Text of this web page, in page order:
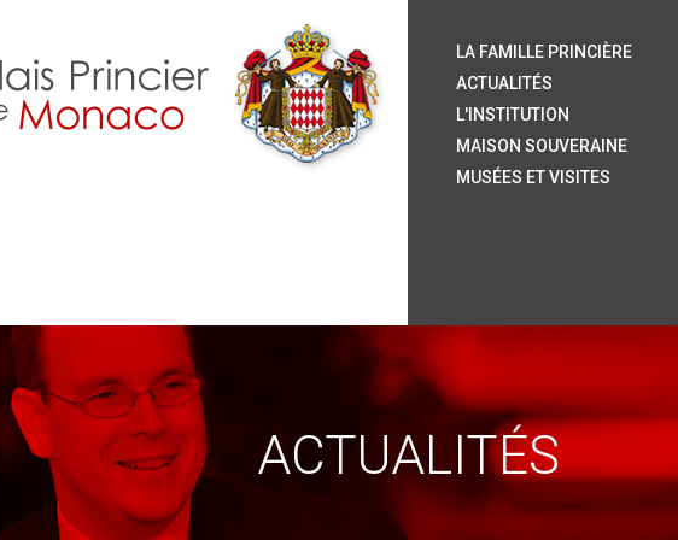
ACTUALITÉS
LA FAMILLE PRINCIÈRE
ACTUALITÉS
L'INSTITUTION
MAISON SOUVERAINE
MUSÉES ET VISITES